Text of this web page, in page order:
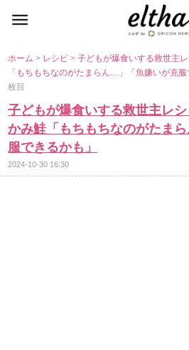
ホーム> レシピ>子どもが爆食いする救世主
「もちもちなのがたまらん…」「魚嫌いが克
枚目
子どもが爆食いする救世主レ
かみ鮭「もちもちなのがたま
服できるかも」
2024-10-30 16:30